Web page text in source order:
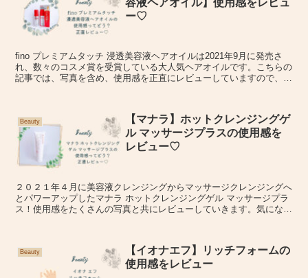
容液ヘアオイル】使用感をレビュ
ー♡
fino プレミアムタッチ 浸透美容液ヘアオイルは2021年9月に発売さ
れ、数々のコスメ賞を受賞している大人気ヘアオイルです。こちらの
記事では、写真を含め、使用感を正直にレビューしていますので、ぜ
Beauty
【マナラ】ホットクレンジングゲ
ル マッサージプラスの使用感を
レビュー♡
２０２１年４月に美容液クレンジングからマッサージクレンジングへ
とパワーアップしたマナラ ホットクレンジングゲル マッサージプラ
ス！使用感をたくさんの写真と共にレビューしていきます。気になっ
Beauty
【イオナエフ】リッチフォームの
使用感をレビュー